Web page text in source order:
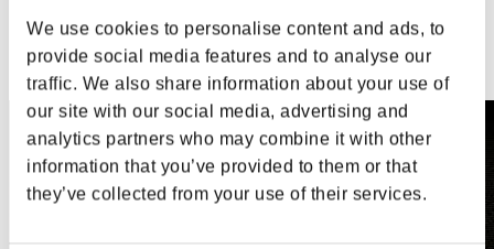
We use cookies to personalise content and ads, to
provide social media features and to analyse our
traffic. We also share information about your use of
our site with our social media, advertising and
analytics partners who may combine it with other
information that you’ve provided to them or that
they’ve collected from your use of their services.
Xbox One®
Xbox 360®
Steam